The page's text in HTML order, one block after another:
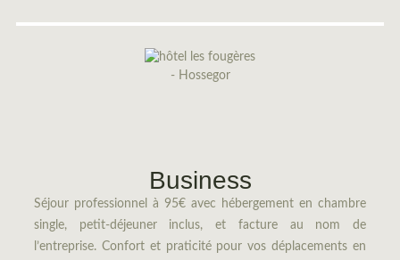
Business
Séjour professionnel à 95€ avec hébergement en chambre
single, petit-déjeuner inclus, et facture au nom de
l’entreprise. Confort et praticité pour vos déplacements en